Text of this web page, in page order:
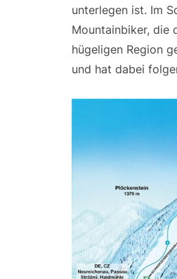
unterlegen ist. Im
Mountainbiker, die
hügeligen Region
und hat dabei